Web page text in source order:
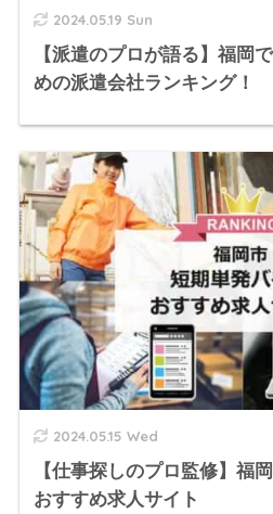
2024.05.19 Sun
【派遣のプロが語る】福岡
めの派遣会社ランキング！
2024.05.15 Wed
【仕事探しのプロ監修】福
おすすめ求人サイト